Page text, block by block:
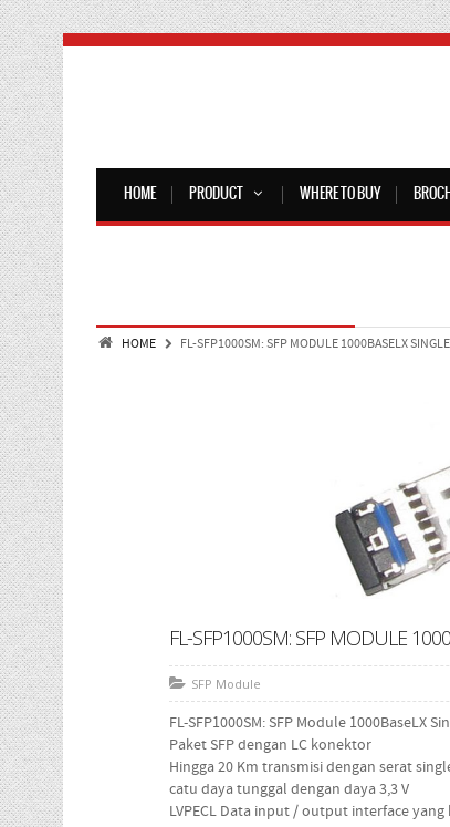
HOME PRODUCT WHERE TO BUY
HOME FL-SFP1000SM: SFP MODULE 1000BASELX
FL-SFP1000SM: SFP MODULE
SFP Module
FL-SFP1000SM: SFP Module 1000BaseLX
Paket SFP dengan LC konektor
Hingga 20 Km transmisi dengan serat
catu daya tunggal dengan daya 3,3 V
LVPECL Data input / output interface